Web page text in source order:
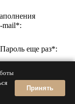
mail*:
Пароль еще раз*:
политики
Принять